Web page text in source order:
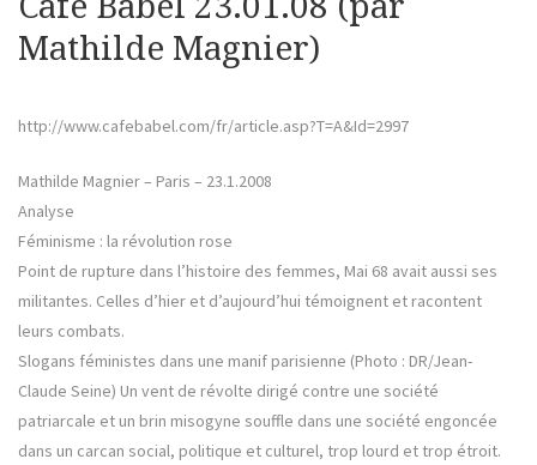
Mathilde Magnier)
http://www.cafebabel.com/fr/article.asp?T=A&Id=2997
Mathilde Magnier – Paris – 23.1.2008
Analyse
Féminisme : la révolution rose
Point de rupture dans l’histoire des femmes, Mai 68 avait aussi ses
militantes. Celles d’hier et d’aujourd’hui témoignent et racontent
leurs combats.
Slogans féministes dans une manif parisienne (Photo : DR/Jean-
Claude Seine) Un vent de révolte dirigé contre une société
patriarcale et un brin misogyne souffle dans une société engoncée
dans un carcan social, politique et culturel, trop lourd et trop étroit.